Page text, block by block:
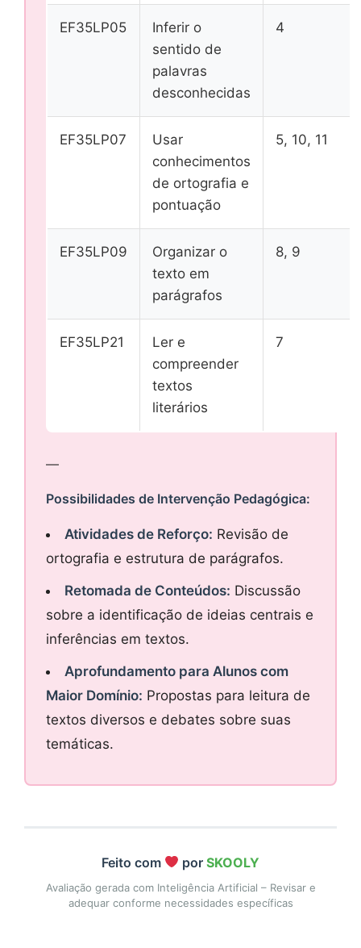
EF35LP05
Inferir o
sentido de
palavras
desconhecidas
4
EF35LP07
Usar
conhecimentos
de ortografia e
pontuação
5, 10, 11
EF35LP09
Organizar o
texto em
parágrafos
8, 9
EF35LP21
Ler e
compreender
textos
literários
7
—
Possibilidades de Intervenção Pedagógica:
Atividades de Reforço: Revisão de
ortografia e estrutura de parágrafos.
Retomada de Conteúdos: Discussão
sobre a identificação de ideias centrais e
inferências em textos.
Aprofundamento para Alunos com
Maior Domínio: Propostas para leitura de
textos diversos e debates sobre suas
temáticas.
Feito com porSKOOLY
Avaliação gerada com Inteligência Artificial – Revisar e
adequar conforme necessidades específicas